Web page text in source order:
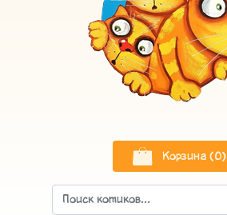
Корзина (0)